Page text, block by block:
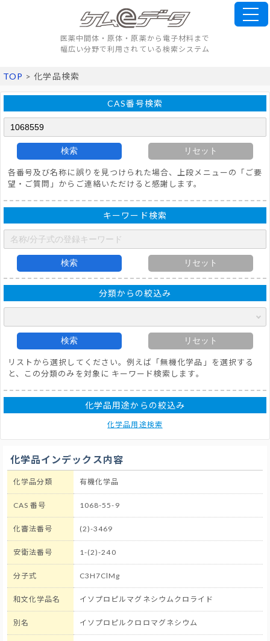
医薬中間体・原体・原薬から電子材料まで
幅広い分野で利用されている検索システム
TOP > 化学品検索
CAS番号検索
検索 リセット
各番号及び名称に誤りを見つけられた場合、上段メニューの「ご要
望・ご質問」からご連絡いただけると感謝します。
キーワード検索
検索 リセット
分類からの絞込み
検索 リセット
リストから選択してください。例えば「無機化学品」を選択する
と、この分類のみを対象に キーワード検索します。
化学品用途からの絞込み
化学品用途検索
化学品インデックス内容
化学品分類 有機化学品
CAS 番号 1068-55-9
化審法番号 (2)-3469
安衛法番号 1-(2)-240
分子式 C3H7ClMg
和文化学品名 イソプロピルマグネシウムクロライド
別名 イソプロピルクロロマグネシウム